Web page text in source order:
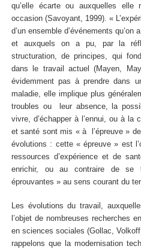
qu’elle écarte ou auxquelles
occasion (Savoyant, 1999). «
d’un ensemble d’événements
et auxquels on a pu, par la
structuration, de principes, qui
dans le travail actuel (Mayen,
évidemment pas à prendre dans
maladie, elle implique plus
troubles ou leur absence, la
vivre, d’échapper à l’ennui, ou à
et santé sont mis « à l’épreuve »
évolutions : cette « épreuve » est
ressources d’expérience et de
enrichir, ou au contraire de se
éprouvantes » au sens courant du
Les évolutions du travail,
l’objet de nombreuses recherches
en sciences sociales (Gollac,
rappelons que la modernisation